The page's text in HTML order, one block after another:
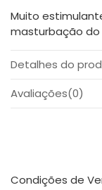
Muito
masturbação
Detalhes do
Avaliações(0)
Condições de